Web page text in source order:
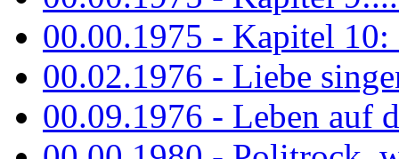
00.00.1975 - Kapitel
00.02.1976 - Liebe
00.09.1976 - Leben auf